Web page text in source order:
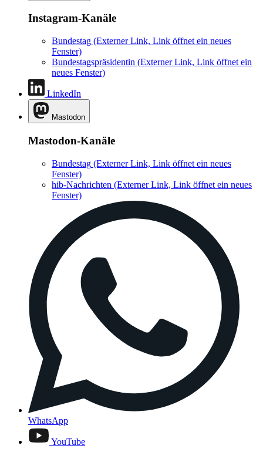
Instagram-Kanäle
Bundestag (Externer Link, Link öffnet ein neues
Fenster)
Bundestagspräsidentin (Externer Link, Link öffnet ein
neues Fenster)
LinkedIn
Mastodon
Mastodon-Kanäle
Bundestag (Externer Link, Link öffnet ein neues
Fenster)
hib-Nachrichten (Externer Link, Link öffnet ein neues
Fenster)
WhatsApp
YouTube